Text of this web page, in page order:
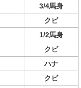
3/4馬身
クビ
1/2馬身
クビ
ハナ
クビ